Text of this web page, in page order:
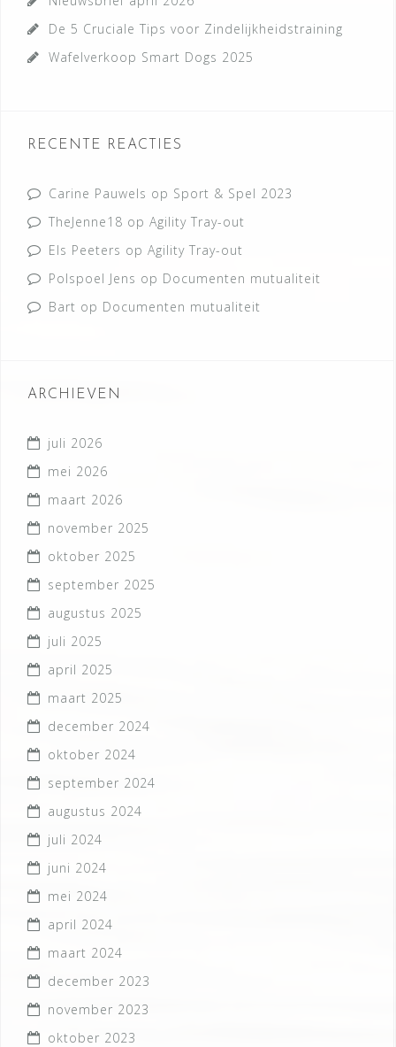
De 5 Cruciale Tips voor Zindelijkheidstraining
Wafelverkoop Smart Dogs 2025
RECENTE REACTIES
Carine Pauwels op Sport & Spel 2023
TheJenne18 op Agility Tray-out
Els Peeters op Agility Tray-out
Polspoel Jens op Documenten mutualiteit
Bart op Documenten mutualiteit
ARCHIEVEN
juli 2026
mei 2026
maart 2026
november 2025
oktober 2025
september 2025
augustus 2025
juli 2025
april 2025
maart 2025
december 2024
oktober 2024
september 2024
augustus 2024
juli 2024
juni 2024
mei 2024
april 2024
maart 2024
december 2023
november 2023
oktober 2023